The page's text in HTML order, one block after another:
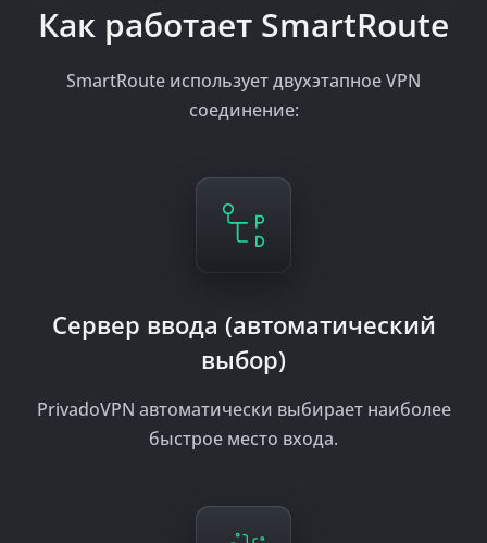
Как работает SmartRoute
SmartRoute использует двухэтапное VPN
соединение:
Сервер ввода (автоматический
выбор)
PrivadoVPN автоматически выбирает наиболее
быстрое место входа.